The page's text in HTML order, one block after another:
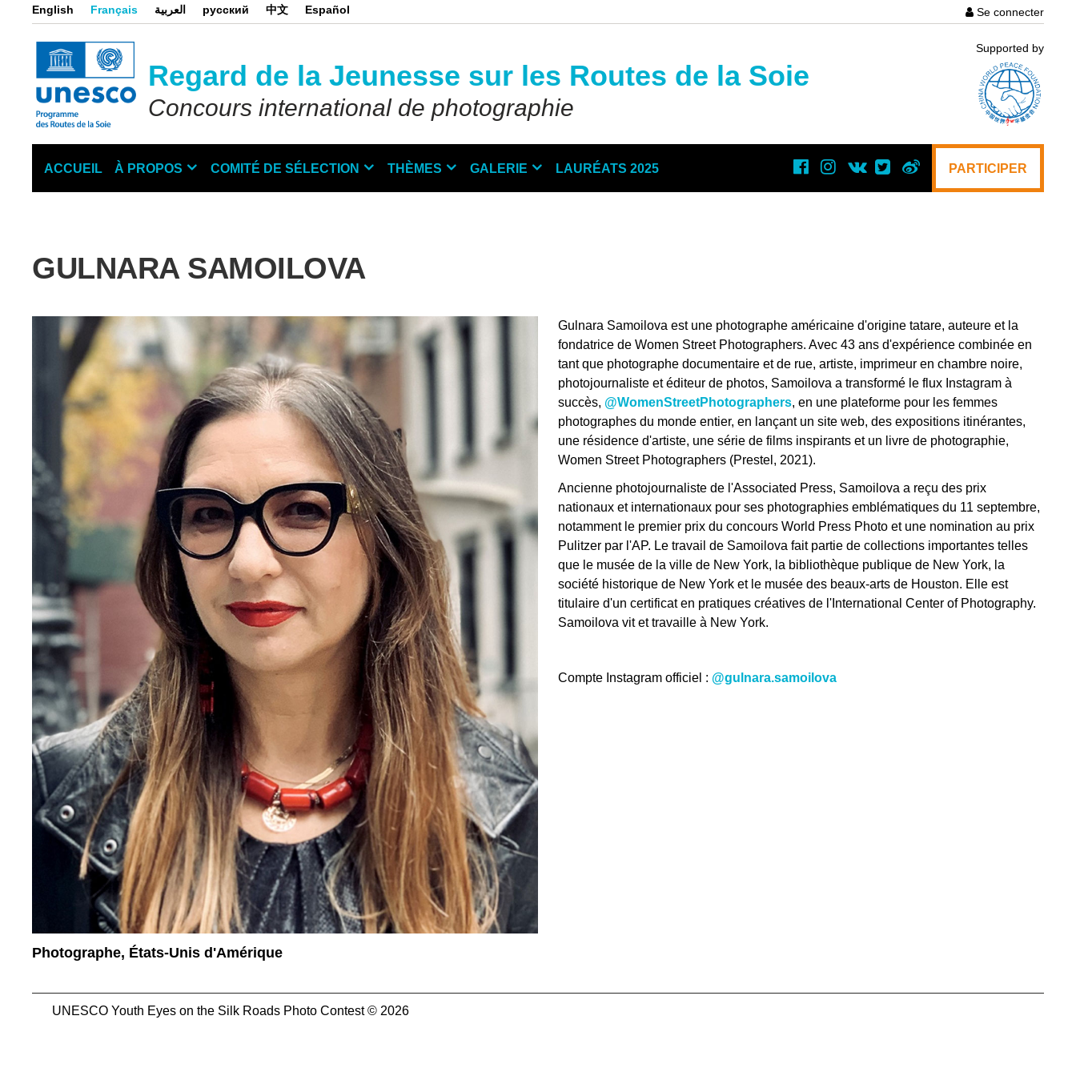
English Français العربية русский 中文 Español
User
account
menu
Se connecter
Regard de la Jeunesse sur les Routes de la Soie
Concours international de photographie
Supported by
Main
ACCUEIL À PROPOS COMITÉ DE SÉLECTION THÈMES GALERIE LAURÉATS 2025 PARTICIPER
GULNARA SAMOILOVA
Photographe, États-Unis d'Amérique
Gulnara Samoilova est une photographe américaine d'origine tatare, auteure et la
fondatrice de Women Street Photographers. Avec 43 ans d'expérience combinée en
tant que photographe documentaire et de rue, artiste, imprimeur en chambre noire,
photojournaliste et éditeur de photos, Samoilova a transformé le flux Instagram à
succès, @WomenStreetPhotographers, en une plateforme pour les femmes
photographes du monde entier, en lançant un site web, des expositions itinérantes,
une résidence d'artiste, une série de films inspirants et un livre de photographie,
Women Street Photographers (Prestel, 2021).
Ancienne photojournaliste de l'Associated Press, Samoilova a reçu des prix
nationaux et internationaux pour ses photographies emblématiques du 11 septembre,
notamment le premier prix du concours World Press Photo et une nomination au prix
Pulitzer par l'AP. Le travail de Samoilova fait partie de collections importantes telles
que le musée de la ville de New York, la bibliothèque publique de New York, la
société historique de New York et le musée des beaux-arts de Houston. Elle est
titulaire d'un certificat en pratiques créatives de l'International Center of Photography.
Samoilova vit et travaille à New York.
Compte Instagram officiel : @gulnara.samoilova
UNESCO Youth Eyes on the Silk Roads Photo Contest © 2026